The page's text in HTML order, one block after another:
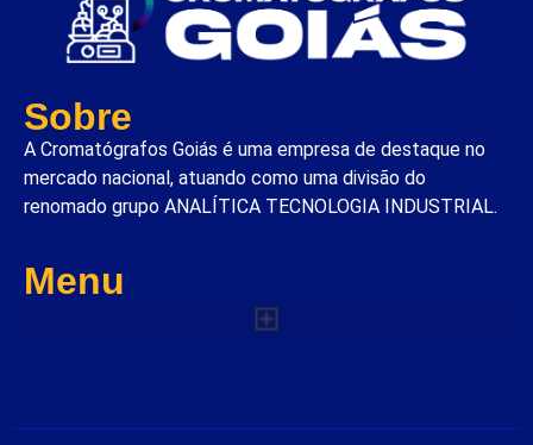
Sobre
A Cromatógrafos Goiás é uma empresa de destaque no
mercado nacional, atuando como uma divisão do
renomado grupo ANALÍTICA TECNOLOGIA INDUSTRIAL.
Menu